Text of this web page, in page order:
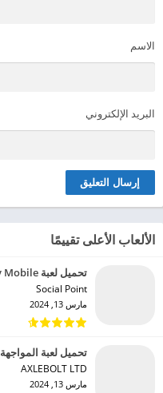
الاسم
البريد الإلكتروني
الألعاب الأعلى تقييمًا
تحميل لعبة Dragon City Mobile مهكرة للاندرويد 2024
Social Point‏
مارس 13, 2024
تحميل لعبة المواجهة 2 مهكرة للاندرويد 2024
AXLEBOLT LTD‏
مارس 13, 2024